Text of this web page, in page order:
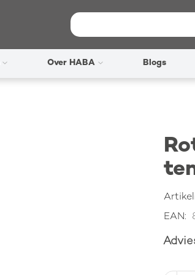
Zoeken
Over HABA Blogs
EAN